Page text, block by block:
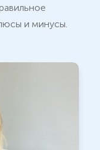
и минусы.